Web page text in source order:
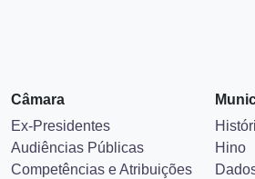
Câmara
Ex-Presidentes
Audiências Públicas
Competências e Atribuições
Hino